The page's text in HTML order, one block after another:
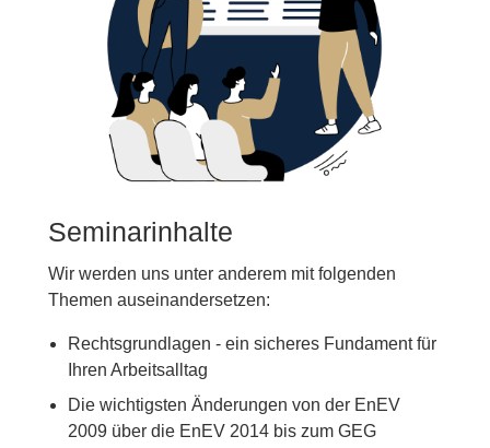
Seminarinhalte
Wir werden uns unter anderem mit folgenden
Themen auseinandersetzen:
Rechtsgrundlagen - ein sicheres Fundament für
Ihren Arbeitsalltag
Die wichtigsten Änderungen von der EnEV
2009 über die EnEV 2014 bis zum GEG